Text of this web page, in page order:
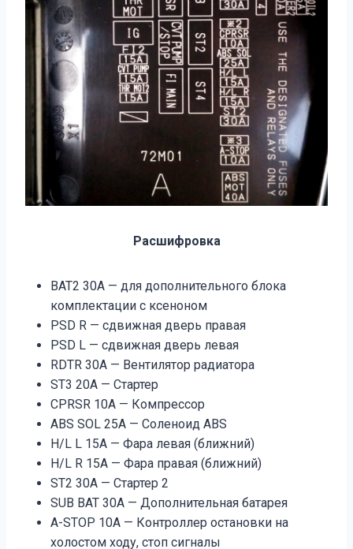
Расшифровка
BAT2 30A — для дополнительного блока
комплектации с ксеноном
PSD R — сдвижная дверь правая
PSD L — сдвижная дверь левая
RDTR 30A — Вентилятор радиатора
ST3 20A — Стартер
CPRSR 10A — Компрессор
ABS SOL 25A — Соленоид ABS
H/L L 15A — Фара левая (ближний)
H/L R 15A — Фара правая (ближний)
ST2 30A — Стартер 2
SUB BAT 30A — Дополнительная батарея
A-STOP 10A — Контроллер остановки на
холостом ходу, стоп сигналы